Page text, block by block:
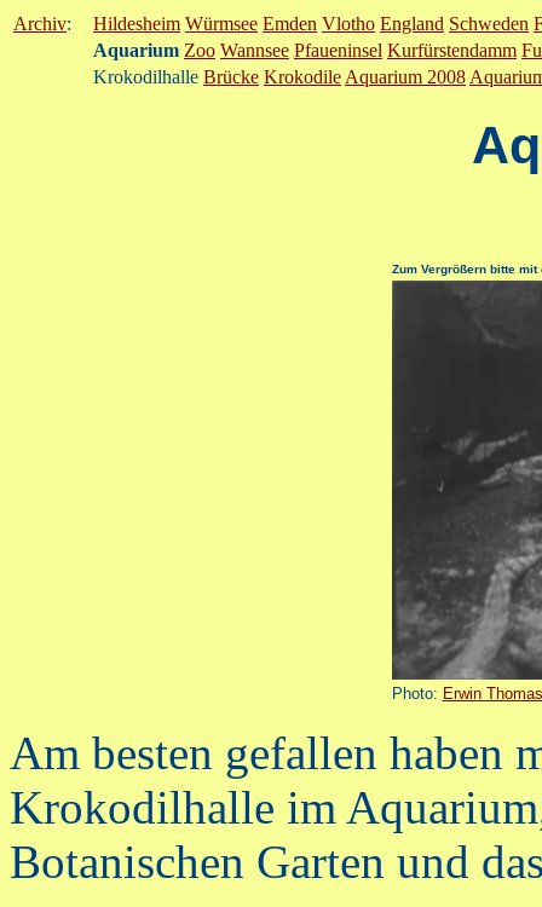
Archiv: Hildesheim Würmsee Emden Vlotho England Schweden
Aquarium Zoo Wannsee Pfaueninsel Kurfürstendamm
Krokodilhalle Brücke Krokodile Aquarium 2008
Zum Vergrößern bitte
Photo: Erwin
Am besten gefallen haben
Krokodilhalle im
Botanischen Garten und